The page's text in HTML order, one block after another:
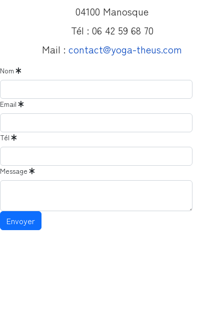
04100 Manosque
Tél : 06 42 59 68 70
Mail : contact@yoga-theus.com